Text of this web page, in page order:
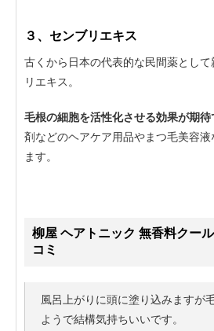
３、センブリエキス
古くから日本の代表的な民間薬とし
リエキス。
毛根の細胞を活性化させる効果が期待
剤などのヘアケア用品やまつ毛美容
ます。
柳屋 ヘアトニック 無香料クー
コミ
風呂上がりに頭に塗り込みますが
ようで結構気持ちいいです。